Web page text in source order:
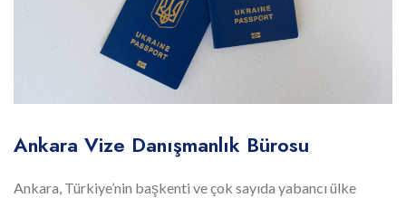
Ankara Vize Danışmanlık Bürosu
Ankara, Türkiye’nin başkenti ve çok sayıda yabancı ülke